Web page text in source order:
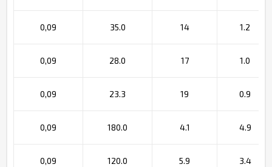
0,09 35.0 14 1.2
0,09 28.0 17 1.0
0,09 23.3 19 0.9
0,09 180.0 4.1 4.9
0,09 120.0 5.9 3.4